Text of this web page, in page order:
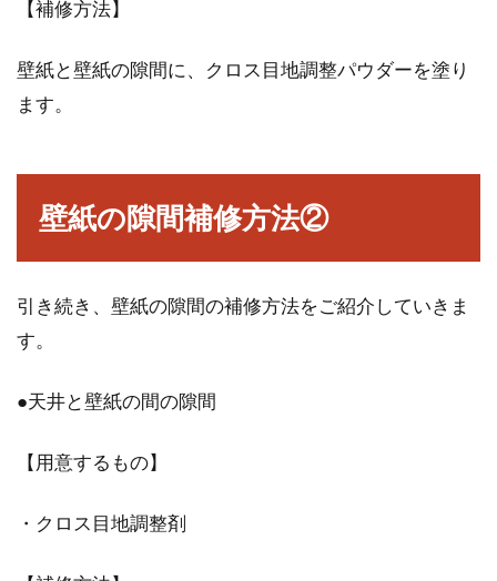
【補修方法】
壁紙と壁紙の隙間に、クロス目地調整パウダーを塗り
ます。
壁紙の隙間補修方法②
引き続き、壁紙の隙間の補修方法をご紹介していきま
す。
●天井と壁紙の間の隙間
【用意するもの】
・クロス目地調整剤